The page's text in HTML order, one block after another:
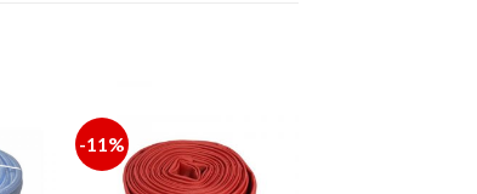
-11%